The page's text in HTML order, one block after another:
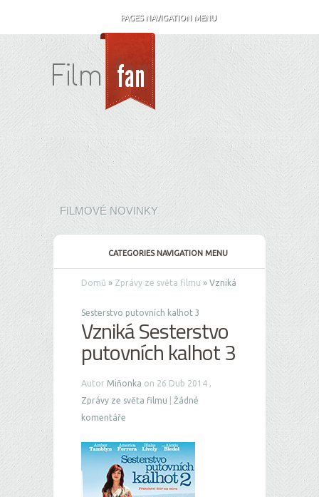
PAGES NAVIGATION MENU
FILMOVÉ NOVINKY
CATEGORIES NAVIGATION MENU
Domů » Zprávy ze světa filmu » Vzniká
Sesterstvo putovních kalhot 3
Vzniká Sesterstvo
putovních kalhot 3
Autor Miňonka on 26 Dub 2014 ,
Zprávy ze světa filmu
Žádné
komentáře